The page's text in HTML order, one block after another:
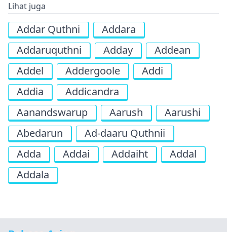
Lihat juga
Addar Quthni
Addara
Addaruquthni
Adday
Addean
Addel
Addergoole
Addi
Addia
Addicandra
Aanandswarup
Aarush
Aarushi
Abedarun
Ad-daaru Quthnii
Adda
Addai Addaiht
Addal
Addala